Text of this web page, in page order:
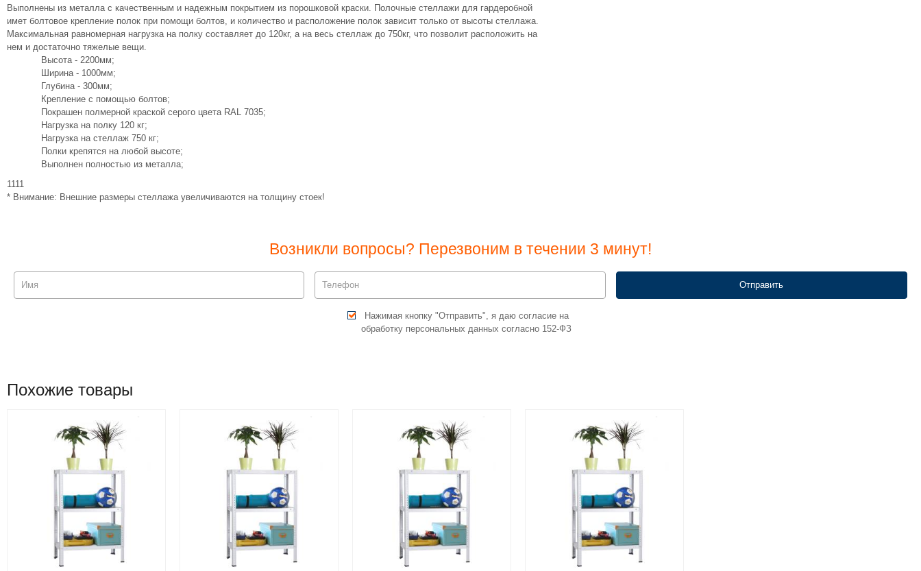
Выполнены из металла с качественным и надежным покрытием из порошковой краски. Полочные стеллажи для гардеробной
имет болтовое крепление полок при помощи болтов, и количество и расположение полок зависит только от высоты стеллажа.
Максимальная равномерная нагрузка на полку составляет до 120кг, а на весь стеллаж до 750кг, что позволит расположить на
нем и достаточно тяжелые вещи.
Высота - 2200мм;
Ширина - 1000мм;
Глубина - 300мм;
Крепление с помощью болтов;
Покрашен полмерной краской серого цвета RAL 7035;
Нагрузка на полку 120 кг;
Нагрузка на стеллаж 750 кг;
Полки крепятся на любой высоте;
Выполнен полностью из металла;
1111
* Внимание: Внешние размеры стеллажа увеличиваются на толщину стоек!
Возникли вопросы? Перезвоним в течении 3 минут!
Нажимая кнопку "Отправить", я даю согласие на
обработку персональных данных согласно 152-ФЗ
Похожие товары